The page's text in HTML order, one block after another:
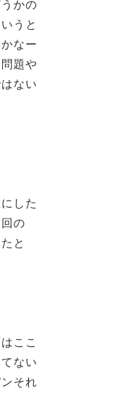
かの
うと
なー
題や
ない
した
の
と
ここ
ない
それ